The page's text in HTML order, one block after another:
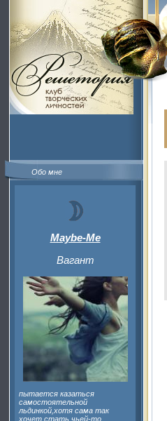
Обо мне
Maybe-Me
Вагант
пытается казаться
самостоятельной
льдинкой,хотя сама так
хочет стать чьей-то